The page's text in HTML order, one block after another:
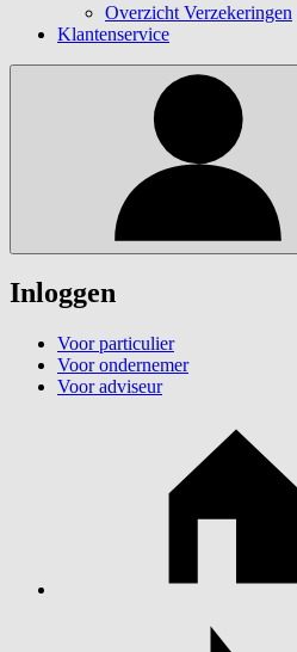
Overzicht Verzekeringen
Klantenservice
Inloggen
Voor particulier
Voor ondernemer
Voor adviseur